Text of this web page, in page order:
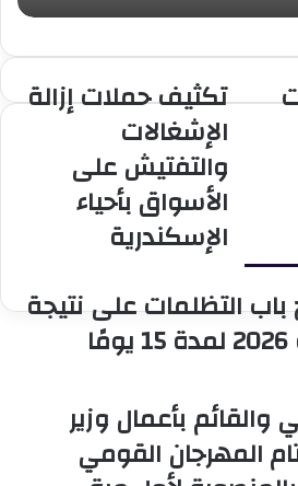
تكثيف
حملات
إزالة
الإشغالات
والتفتيش
على
الأسواق
بأحياء
تكثيف حملات إزالة
الإشغالات
والتفتيش على
الأسواق بأحياء
الإسكندرية
باب التظلمات على نتيجة
والقائم بأعمال وزير
المهرجان القومي